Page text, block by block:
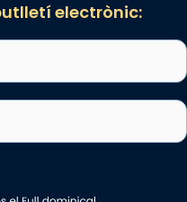
electrònic: